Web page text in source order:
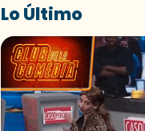
Lo Último